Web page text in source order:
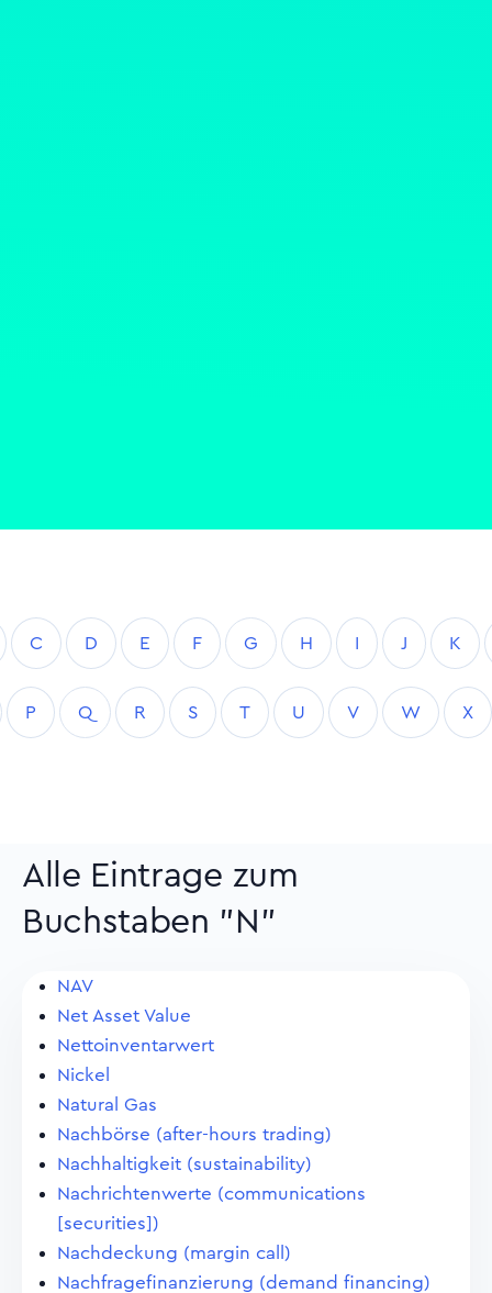
C D E F G H I J K
P Q R S T U V W X
Alle Eintrage zum
Buchstaben "N"
NAV
Net Asset Value
Nettoinventarwert
Nickel
Natural Gas
Nachbörse (after-hours trading)
Nachhaltigkeit (sustainability)
Nachrichtenwerte (communications
[securities])
Nachdeckung (margin call)
Nachfragefinanzierung (demand financing)